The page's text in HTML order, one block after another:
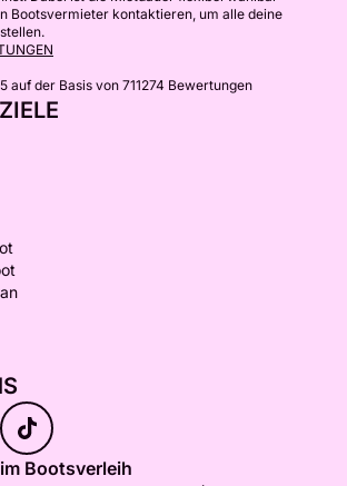
Bootsvermieter kontaktieren, um alle deine
auf der Basis von 711274 Bewertungen
Bootsverleih